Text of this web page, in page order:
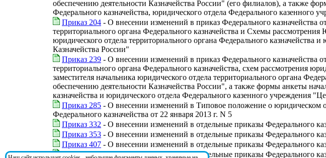
обеспечению деятельности Казначейства России" (его филиалов), а также
Федерального казначейства, юридического отдела Федерального казенного
Приказ 204 - О внесении изменений в приказ Федерального
территориального органа Федерального казначейства и Схемы
юридического отдела территориального органа Федерального
Казначейства России"
Приказ 239 - О внесении изменений в приказ Федерального
территориального органа Федерального казначейства, схем рассмотрения
заместителя начальника юридического отдела территориального органа
обеспечению деятельности Казначейства России", а также формы анкеты
казначейства и юридического отдела Федерального казенного учреждения
Приказ 285 - О внесении изменений в Типовое положение о юридическом
Федерального казначейства от 22 января 2013 г. N 5
Приказ 332 - О внесении изменений в отдельные приказы Федерального
Приказ 353 - О внесении изменений в отдельные приказы Федерального
Приказ 407 - О внесении изменений в отдельные приказы Федерального
Приказ 431- О внесении изменений в отдельные приказы Федерального